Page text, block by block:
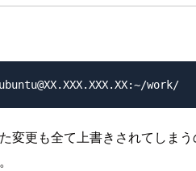
更も全て上書きされてしまう